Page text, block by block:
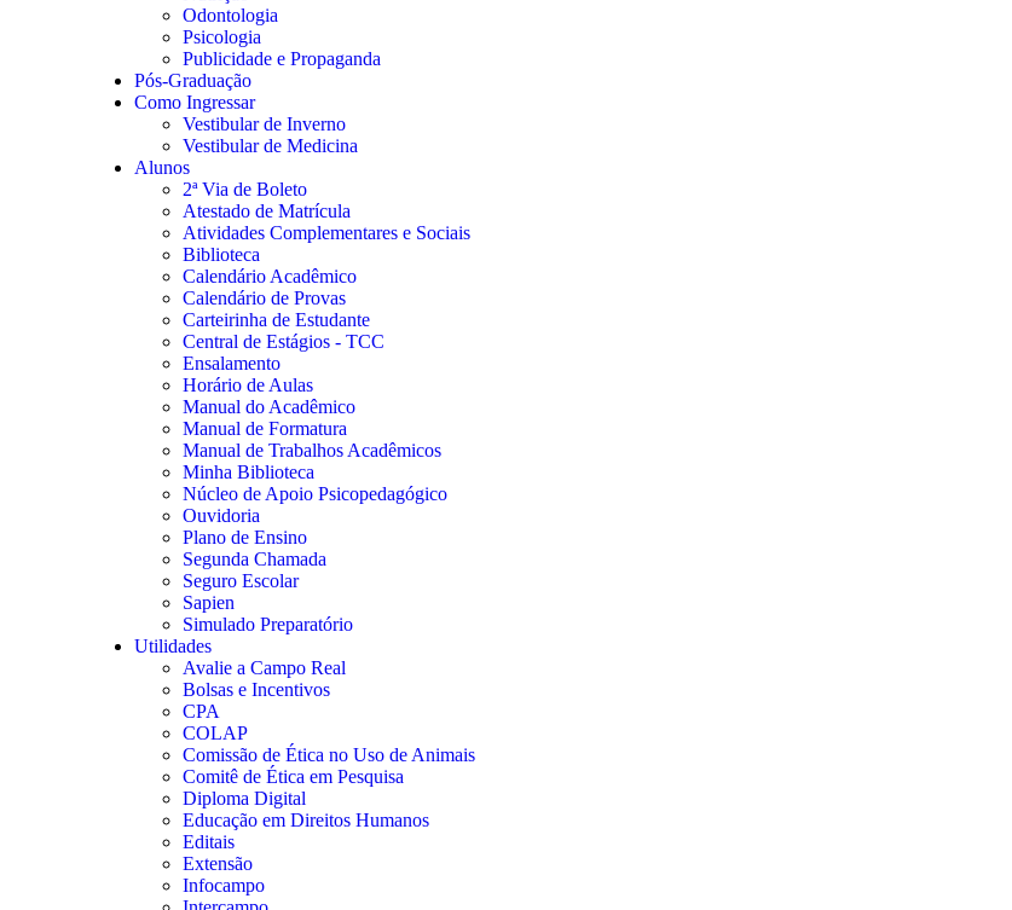
Odontologia
Psicologia
Publicidade e Propaganda
Pós-Graduação
Como Ingressar
Vestibular de Inverno
Vestibular de Medicina
Alunos
2ª Via de Boleto
Atestado de Matrícula
Atividades Complementares e Sociais
Biblioteca
Calendário Acadêmico
Calendário de Provas
Carteirinha de Estudante
Central de Estágios - TCC
Ensalamento
Horário de Aulas
Manual do Acadêmico
Manual de Formatura
Manual de Trabalhos Acadêmicos
Minha Biblioteca
Núcleo de Apoio Psicopedagógico
Ouvidoria
Plano de Ensino
Segunda Chamada
Seguro Escolar
Sapien
Simulado Preparatório
Utilidades
Avalie a Campo Real
Bolsas e Incentivos
CPA
COLAP
Comissão de Ética no Uso de Animais
Comitê de Ética em Pesquisa
Diploma Digital
Educação em Direitos Humanos
Editais
Extensão
Infocampo